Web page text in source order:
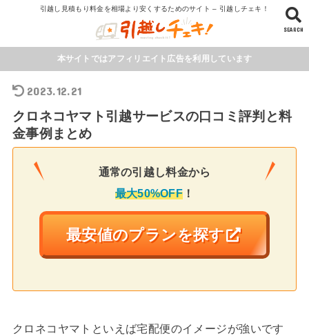
引越し見積もり料金を相場より安くするためのサイト – 引越しチェキ！
SEARCH
本サイトではアフィリエイト広告を利用しています
2023.12.21
クロネコヤマト引越サービスの口コミ評判と料
金事例まとめ
通常の引越し料金から
最大50%OFF ！
最安値のプランを探す
クロネコヤマトといえば宅配便のイメージが強いです